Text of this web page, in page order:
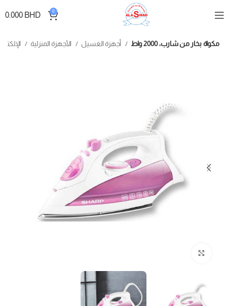
0
0.000 BHD
مكواة بخار من شارب، 2000 واط